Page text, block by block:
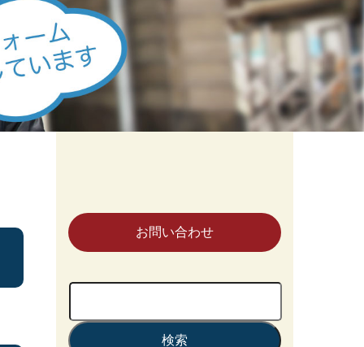
お問い合わせ
索: